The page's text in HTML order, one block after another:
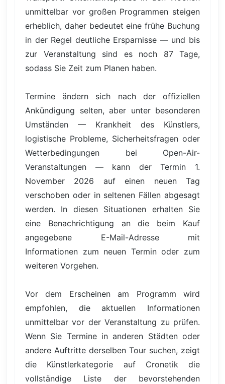
unmittelbar vor großen Programmen steigen
erheblich, daher bedeutet eine frühe Buchung
in der Regel deutliche Ersparnisse — und bis
zur Veranstaltung sind es noch 87 Tage,
sodass Sie Zeit zum Planen haben.
Termine ändern sich nach der offiziellen
Ankündigung selten, aber unter besonderen
Umständen — Krankheit des Künstlers,
logistische Probleme, Sicherheitsfragen oder
Wetterbedingungen bei Open-Air-
Veranstaltungen — kann der Termin 1.
November 2026 auf einen neuen Tag
verschoben oder in seltenen Fällen abgesagt
werden. In diesen Situationen erhalten Sie
eine Benachrichtigung an die beim Kauf
angegebene E-Mail-Adresse mit
Informationen zum neuen Termin oder zum
weiteren Vorgehen.
Vor dem Erscheinen am Programm wird
empfohlen, die aktuellen Informationen
unmittelbar vor der Veranstaltung zu prüfen.
Wenn Sie Termine in anderen Städten oder
andere Auftritte derselben Tour suchen, zeigt
die Künstlerkategorie auf Cronetik die
vollständige Liste der bevorstehenden